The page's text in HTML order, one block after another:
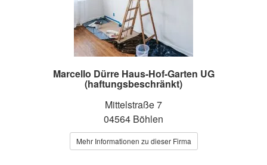
Marcello Dürre Haus-Hof-Garten UG
(haftungsbeschränkt)
Mittelstraße 7
04564 Böhlen
Mehr Informationen zu dieser Firma